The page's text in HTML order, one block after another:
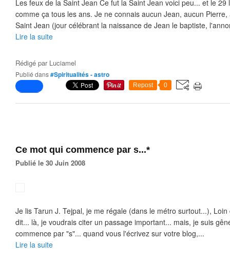
Les feux de la Saint Jean Ce fut la Saint Jean voici peu... et le
comme ça tous les ans. Je ne connais aucun Jean, aucun
Saint Jean (jour célébrant la naissance de Jean le baptiste,
Lire la suite
Rédigé par Luciamel
Publié dans#Spiritualités - astro
Repost 0
Ce mot qui commence par s...*
Publié le 30 Juin 2008
Je lis Tarun J. Tejpal, je me régale (dans le métro surtout...),
dit... là, je voudrais citer un passage important... mais, je suis
commence par "s"... quand vous l'écrivez sur votre blog,...
Lire la suite